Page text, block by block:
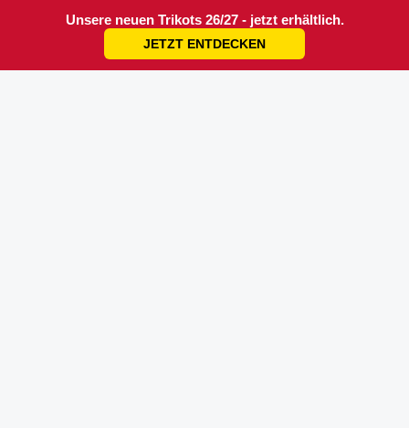
Unsere neuen Trikots 26/27 - jetzt erhältlich.
JETZT ENTDECKEN